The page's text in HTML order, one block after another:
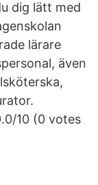
dig lätt med
lärare
även
10 (0 votes